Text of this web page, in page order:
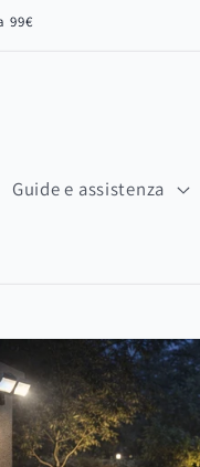
99€
Guide e assistenza